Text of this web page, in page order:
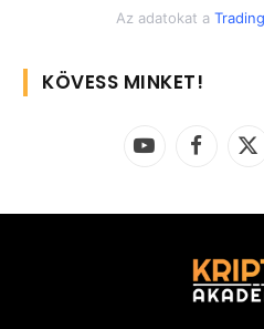
Az adatokat a
KÖVESS MINKET!
YouTubeFacebook
X